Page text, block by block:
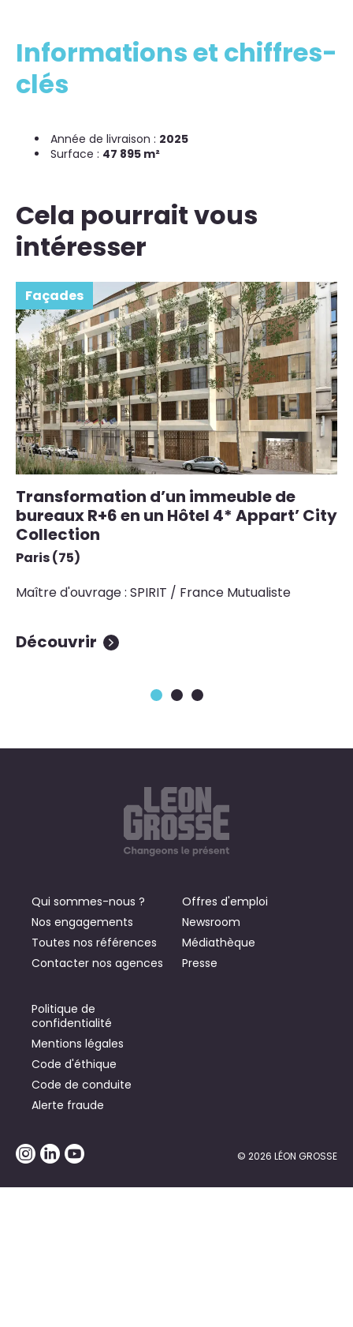
Informations et chiffres-
clés
Année de livraison : 2025
Surface : 47 895 m²
Cela pourrait vous
intéresser
Façades
Transformation d’un immeuble de
bureaux R+6 en un Hôtel 4* Appart’ City
Collection
Paris (75)
Maître d'ouvrage : SPIRIT / France Mutualiste
Découvrir
Qui sommes-nous ?
Nos engagements
Toutes nos références
Contacter nos agences
Offres d'emploi
Newsroom
Médiathèque
Presse
Politique de
confidentialité
Mentions légales
Code d'éthique
Code de conduite
Alerte fraude
© 2026 LÉON GROSSE